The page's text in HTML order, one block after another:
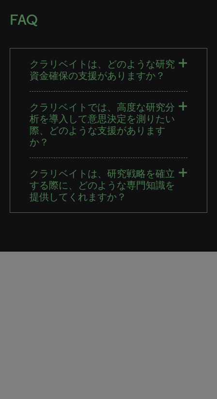
FAQ
クラリベイトは、どのような研究
資金確保の支援がありますか？
クラリベイトでは、高度な研究分
析を導入して意思決定を測りたい
際、どのような支援があります
か？
クラリベイトは、研究戦略を確立
する際に、どのような専門知識を
提供してくれますか？